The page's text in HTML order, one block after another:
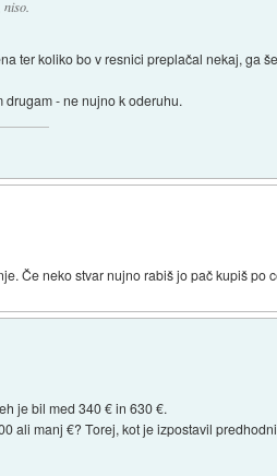
ter koliko bo v resnici preplačal nekaj, ga
- ne nujno k oderuhu.
Če neko stvar nujno rabiš jo pač kupiš po
je bil med 340 € in 630 €.
ali manj €? Torej, kot je izpostavil